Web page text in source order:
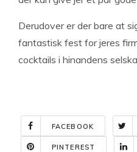
Derudover er der bare at
fantastisk fest for jeres
cocktails i hinandens
FACEBOOK
PINTEREST